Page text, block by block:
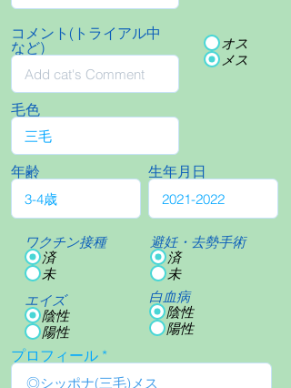
コメント(トライアル中
など)
オス
メス
毛色
年齢
ワクチン接種
済
未
エイズ
陰性
陽性
生年月日
避妊・去勢手術
済
未
白血病
陰性
陽性
プロフィール